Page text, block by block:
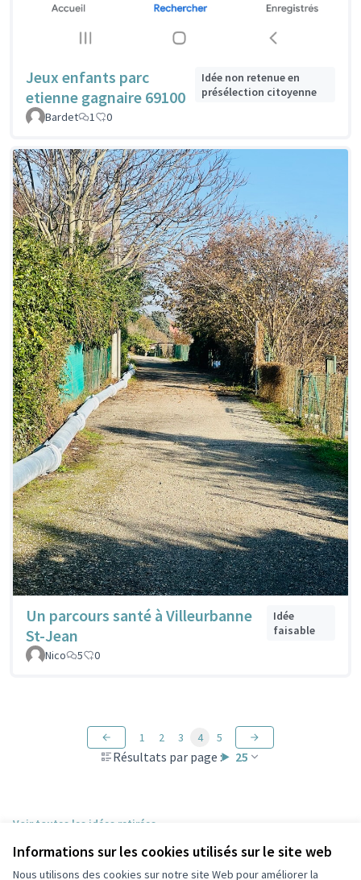
Informations sur les cookies utilisés sur le site web
Nous utilisons des cookies sur notre site Web pour améliorer la
Jeux enfants parc
etienne gagnaire 69100
Idée non retenue en
présélection citoyenne
Bardet
1 0
Un parcours santé à Villeurbanne
St-Jean
Idée
faisable
Nico
5 0
Résultats par page : 25
1 2 3 4 5
Voir toutes les idées retirées